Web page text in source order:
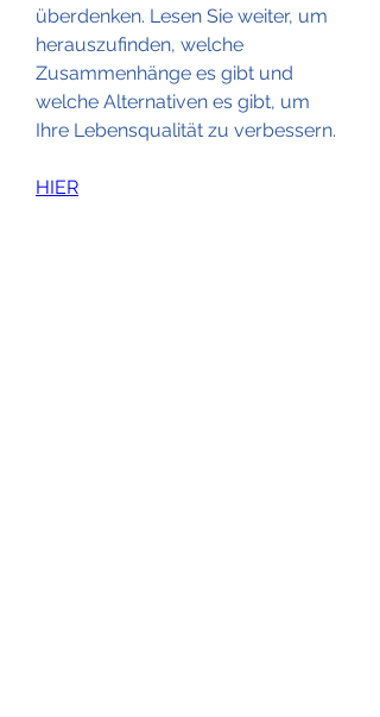
überdenken. Lesen Sie weiter, um
herauszufinden, welche
Zusammenhänge es gibt und
welche Alternativen es gibt, um
Ihre Lebensqualität zu verbessern.
HIER